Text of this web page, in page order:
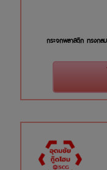
กระจกพลาสติก ทรงกล